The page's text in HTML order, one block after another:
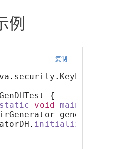
例
复制
. security .
{
static void main
generatorDH
. initialize